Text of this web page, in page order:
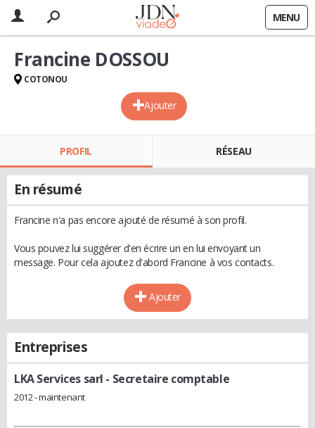
MENU
Ajouter
Francine DOSSOU
COTONOU
PROFIL RÉSEAU
En résumé
Francine n'a pas encore ajouté de résumé à son profil.
Vous pouvez lui suggérer d'en écrire un en lui envoyant un
message. Pour cela ajoutez d'abord Francine à vos contacts.
Ajouter
Entreprises
LKA Services sarl - Secretaire comptable
2012 - maintenant